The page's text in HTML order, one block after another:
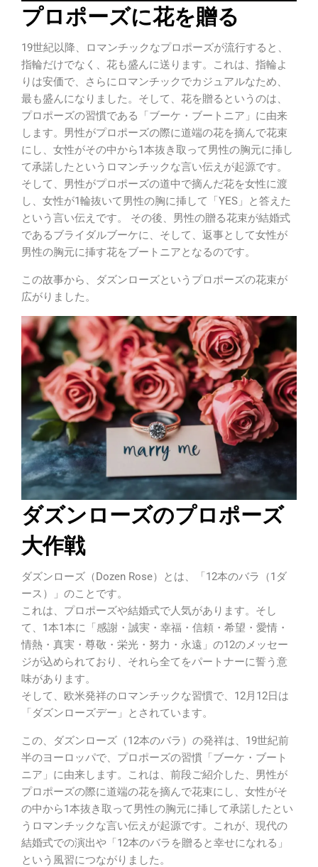
プロポーズに花を贈る
19世紀以降、ロマンチックなプロポーズが流行すると、
指輪だけでなく、花も盛んに送ります。これは、指輪よ
りは安価で、さらにロマンチックでカジュアルなため、
最も盛んになりました。そして、花を贈るというのは、
プロポーズの習慣である「ブーケ・ブートニア」に由来
します。男性がプロポーズの際に道端の花を摘んで花束
にし、女性がその中から1本抜き取って男性の胸元に挿し
て承諾したというロマンチックな言い伝えが起源です。
そして、男性がプロポーズの道中で摘んだ花を女性に渡
し、女性が1輪抜いて男性の胸に挿して「YES」と答えた
という言い伝えです。 その後、男性の贈る花束が結婚式
であるブライダルブーケに、そして、返事として女性が
男性の胸元に挿す花をブートニアとなるのです。
この故事から、ダズンローズというプロポーズの花束が
広がりました。
ダズンローズのプロポーズ
大作戦
ダズンローズ（Dozen Rose）とは、「12本のバラ（1ダ
ース）」のことです。
これは、プロポーズや結婚式で人気があります。そし
て、1本1本に「感謝・誠実・幸福・信頼・希望・愛情・
情熱・真実・尊敬・栄光・努力・永遠」の12のメッセー
ジが込められており、それら全てをパートナーに誓う意
味があります。
そして、欧米発祥のロマンチックな習慣で、12月12日は
「ダズンローズデー」とされています。
この、ダズンローズ（12本のバラ）の発祥は、19世紀前
半のヨーロッパで、プロポーズの習慣「ブーケ・ブート
ニア」に由来します。これは、前段ご紹介した、男性が
プロポーズの際に道端の花を摘んで花束にし、女性がそ
の中から1本抜き取って男性の胸元に挿して承諾したとい
うロマンチックな言い伝えが起源です。これが、現代の
結婚式での演出や「12本のバラを贈ると幸せになれる」
という風習につながりました。